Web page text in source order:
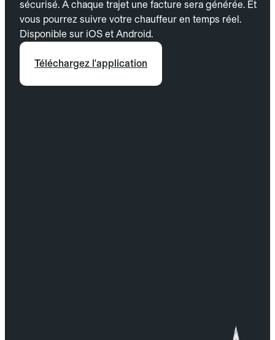
sécurisé. À chaque trajet une facture sera générée. Et
vous pourrez suivre votre chauffeur en temps réel.
Disponible sur iOS et Android.
Téléchargez l'application